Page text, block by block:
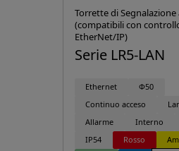
Torrette di Segnalazione
(compatibili con
EtherNet/IP)
Serie LR5-LAN
Ethernet
Φ50
Continuo acceso
Allarme
Interno
IP54
Rosso